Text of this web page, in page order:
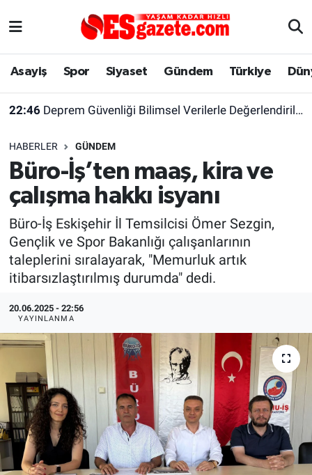
Asayiş Spor Siyaset Gündem Türkiye
22:46 Deprem Güvenliği Bilimsel Verilerle Değerlendirilmeli
HABERLER GÜNDEM
Büro-İş’ten maaş, kira ve
çalışma hakkı isyanı
Büro-İş Eskişehir İl Temsilcisi Ömer Sezgin,
Gençlik ve Spor Bakanlığı çalışanlarının
taleplerini sıralayarak, "Memurluk artık
itibarsızlaştırılmış durumda" dedi.
20.06.2025 - 22:56
YAYINLANMA
Asayiş
Gündem
Türkiye
Dünya
Sağlık
Alış-Veriş/İş dünyası
Yaşam
Eskişehirspor Arşivi
Eskişehir Arşivi
Röportaj
Ekonomi
Kültür Sanat
Politika
Bilecik
Kütahya
Gezi
Eskişehir Nöbetçi Eczaneler
Süper Lig Puan Durumu ve Fikstür
Tüm Manşetler
Son Dakika Haberleri
Haber Arşivi